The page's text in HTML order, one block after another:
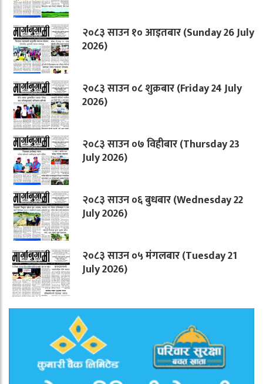
२०८३ साउन १० आइतबार (Sunday 26 July
2026)
२०८३ साउन ०८ शुक्रबार (Friday 24 July
2026)
२०८३ साउन ०७ विहीबार (Thursday 23
July 2026)
२०८३ साउन ०६ बुधबार (Wednesday 22
July 2026)
२०८३ साउन ०५ मंगलबार (Tuesday 21
July 2026)